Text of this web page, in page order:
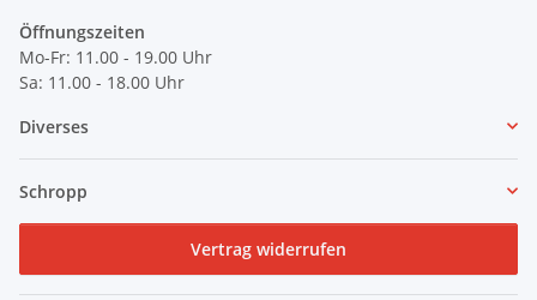
Öffnungszeiten
Mo-Fr: 11.00 - 19.00 Uhr
Sa: 11.00 - 18.00 Uhr
Diverses
Schropp
Vertrag widerrufen